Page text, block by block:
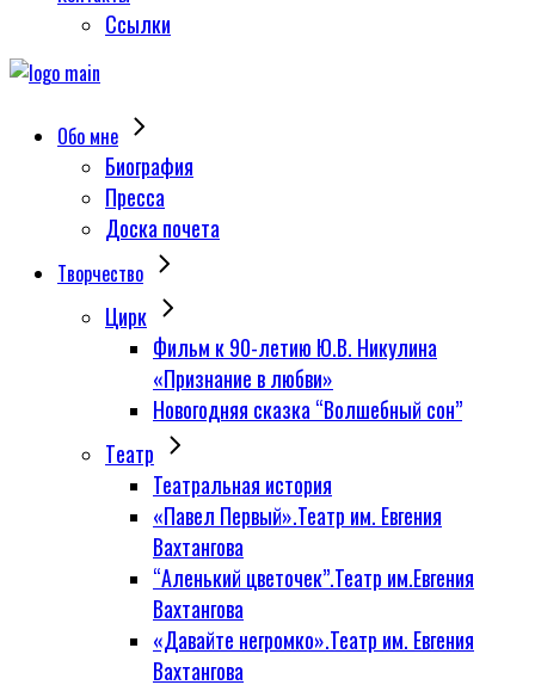
Сcылки
Обо мне
Биография
Пресса
Доска почета
Творчество
Цирк
Фильм к 90-летию Ю.В. Никулина
«Признание в любви»
Новогодняя сказка “Волшебный сон”
Tеатр
Театральная история
«Павел Первый».Театр им. Евгения
Вахтангова
“Аленький цветочек”.Театр им.Евгения
Вахтангова
«Давайте негромко».Театр им. Евгения
Вахтангова